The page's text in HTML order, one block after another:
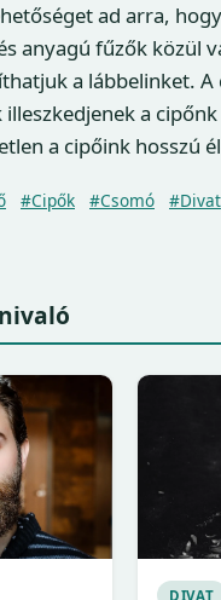
ad arra,
anyagú fűzők közül
a lábbelinket.
a
a cipőink hosszú
#Cipők #Csomó #Divat
DIVAT